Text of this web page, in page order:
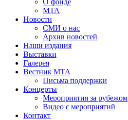
МТА
Новости
СМИ о нас
Архив новостей
Наши издания
Выставки
Галерея
Вестник МТА
Письма поддержки
Концерты
Мероприятия за рубежом
Видео с мероприятий
Контакт